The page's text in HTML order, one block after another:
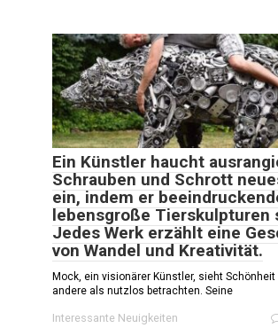
Ein Künstler haucht
Schrauben und Schrott
ein, indem er
lebensgroße Tierskulpturen
Jedes Werk erzählt eine
von Wandel und Kreativität.
Mock, ein visionärer Künstler, sieht
andere als nutzlos betrachten. Seine
Interessante Neuigkeiten